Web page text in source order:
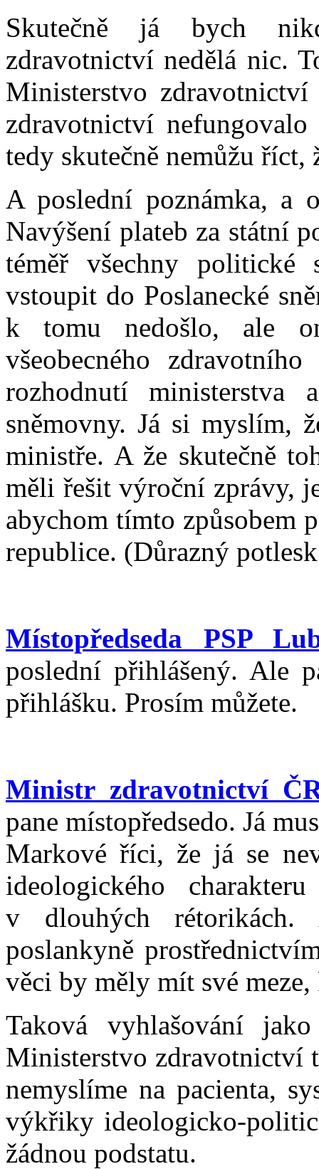
Skutečně já bych
zdravotnictví nedělá nic.
Ministerstvo
zdravotnictví
tedy skutečně nemůžu říct,
A poslední poznámka, a
Navýšení plateb za státní
téměř všechny
vstoupit do Poslanecké
k tomu nedošlo, ale
všeobecného
rozhodnutí ministerstva
sněmovny. Já si myslím,
ministře. A že skutečně
měli řešit výroční zprávy,
abychom tímto způsobem
republice. (Důrazný
Místopředseda PSP
poslední přihlášený. Ale
přihlášku. Prosím můžete.
Ministr zdravotnictví
pane místopředsedo. Já
Markové říci, že já se
ideologického
v dlouhých rétorikách.
poslankyně
věci by měly mít své
Taková vyhlašování
Ministerstvo zdravotnictví
nemyslíme na pacienta,
výkřiky ideologicko-
žádnou podstatu.